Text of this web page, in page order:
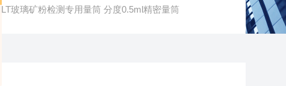
玻璃矿粉检测专用量筒 分度0.5ml精密量筒